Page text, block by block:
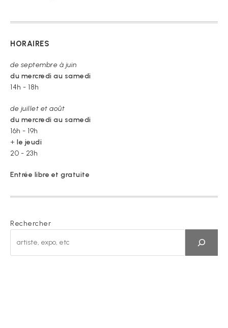
HORAIRES
de septembre à juin
du mercredi au samedi
14h - 18h
de juillet et août
du mercredi au samedi
16h - 19h
+ le jeudi
20 - 23h
Entrée libre et gratuite
Rechercher